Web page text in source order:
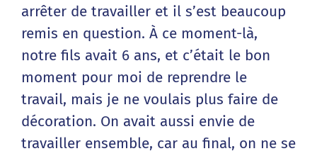
arrêter de travailler et il s’est beaucoup
remis en question. À ce moment-là,
notre fils avait 6 ans, et c’était le bon
moment pour moi de reprendre le
travail, mais je ne voulais plus faire de
décoration. On avait aussi envie de
travailler ensemble, car au final, on ne se